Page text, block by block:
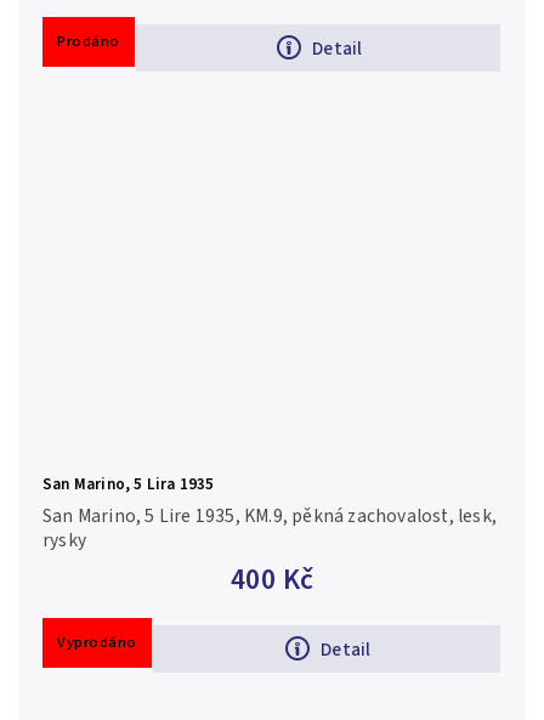
Detail
Prodáno
San Marino, 5 Lira 1935
400 Kč
Detail
San Marino, 5 Lire 1935, KM.9, pěkná zachovalost, lesk,
rysky
Vyprodáno